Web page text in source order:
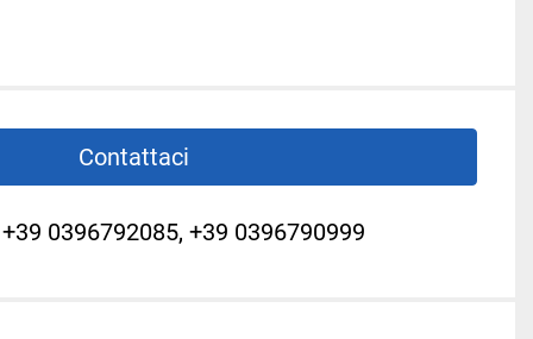
Contattaci
+39 0396792085, +39 0396790999